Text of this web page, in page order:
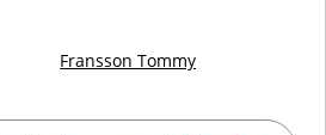
Fransson Tommy